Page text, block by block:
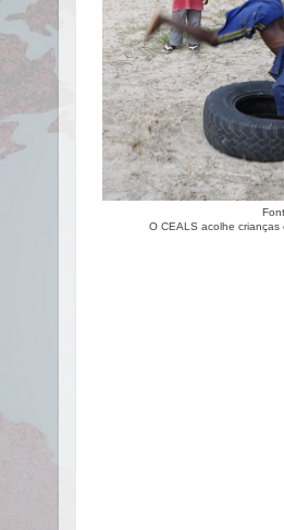
O CEALS acolhe